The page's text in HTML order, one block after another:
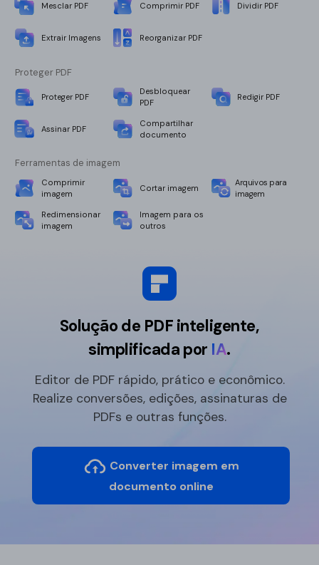
Mesclar PDF Comprimir PDF Dividir PDF
Extrair Imagens Reorganizar PDF
Proteger PDF
Proteger PDF
Desbloquear
PDF
Redigir PDF
Assinar PDF
Compartilhar
documento
Ferramentas de imagem
Comprimir
imagem
Cortar imagem
Arquivos para
imagem
Redimensionar
imagem
Imagem para os
outros
Solução de PDF inteligente,
simplificada por IA.
Editor de PDF rápido, prático e econômico.
Realize conversões, edições, assinaturas de
PDFs e outras funções.
Converter imagem em
documento online